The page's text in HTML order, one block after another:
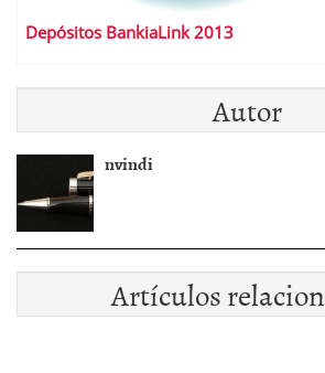
Depósitos BankiaLink 2013
Autor
nvindi
Artículos